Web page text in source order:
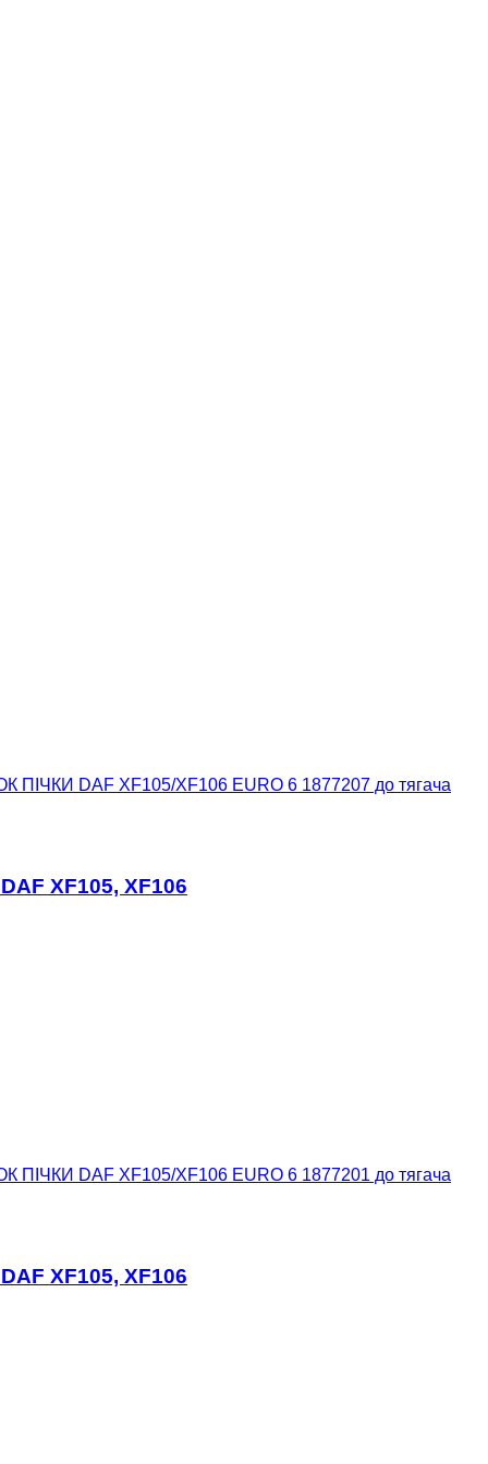
ПІЧКИ DAF XF105/XF106 EURO 6 1877207 до тягача
XF105, XF106
ПІЧКИ DAF XF105/XF106 EURO 6 1877201 до тягача
XF105, XF106